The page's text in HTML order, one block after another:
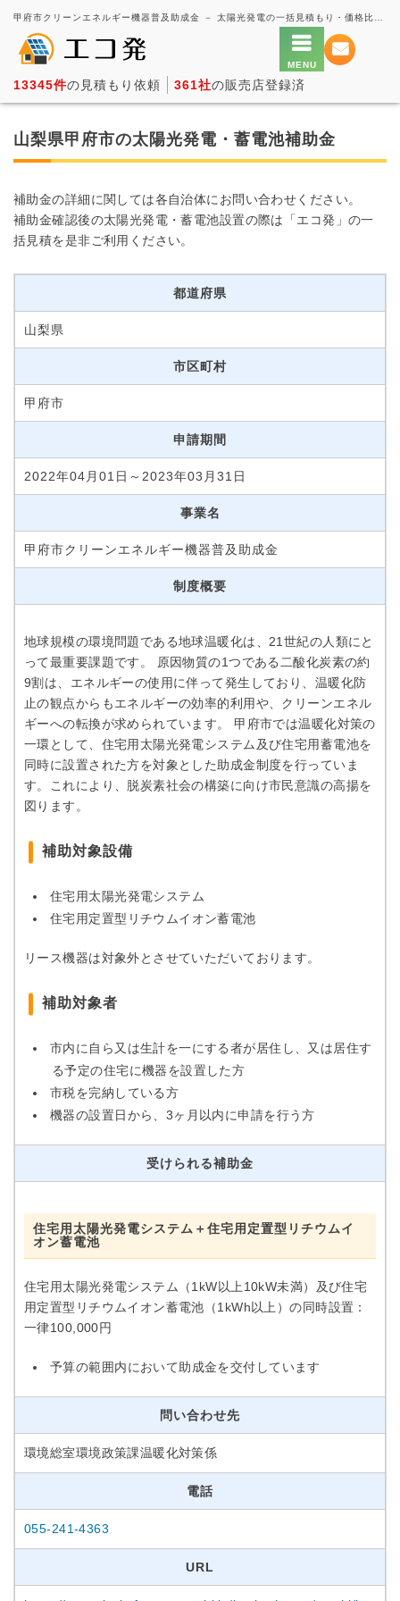
13345件の見積もり依頼 361社の販売店登録済
山梨県甲府市の太陽光発電・蓄電池補助金
補助金の詳細に関しては各自治体にお問い合わせください。
補助金確認後の太陽光発電・蓄電池設置の際は「エコ発」の一
括見積を是非ご利用ください。
都道府県
山梨県
市区町村
甲府市
申請期間
2022年04月01日～2023年03月31日
事業名
甲府市クリーンエネルギー機器普及助成金
制度概要
地球規模の環境問題である地球温暖化は、21世紀の人類にと
って最重要課題です。 原因物質の1つである二酸化炭素の約
9割は、エネルギーの使用に伴って発生しており、温暖化防
止の観点からもエネルギーの効率的利用や、クリーンエネル
ギーへの転換が求められています。 甲府市では温暖化対策の
一環として、住宅用太陽光発電システム及び住宅用蓄電池を
同時に設置された方を対象とした助成金制度を行っていま
す。これにより、脱炭素社会の構築に向け市民意識の高揚を
図ります。
補助対象設備
住宅用太陽光発電システム
住宅用定置型リチウムイオン蓄電池
リース機器は対象外とさせていただいております。
補助対象者
市内に自ら又は生計を一にする者が居住し、又は居住す
る予定の住宅に機器を設置した方
市税を完納している方
機器の設置日から、3ヶ月以内に申請を行う方
受けられる補助金
住宅用太陽光発電システム＋住宅用定置型リチウムイ
オン蓄電池
住宅用太陽光発電システム（1kW以上10kW未満）及び住宅
用定置型リチウムイオン蓄電池（1kWh以上）の同時設置：
一律100,000円
予算の範囲内において助成金を交付しています
問い合わせ先
環境総室環境政策課温暖化対策係
電話
055-241-4363
URL